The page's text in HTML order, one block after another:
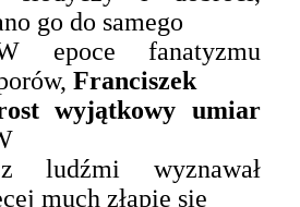
go do samego
epoce fanatyzmu
Franciszek
wyjątkowy umiar
ludźmi wyznawał
much złapie się